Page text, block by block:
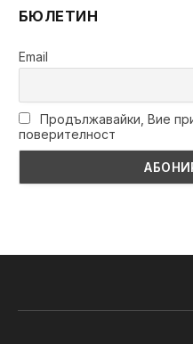
БЮЛЕТИН
Email
Продължавайки, Вие
поверителност